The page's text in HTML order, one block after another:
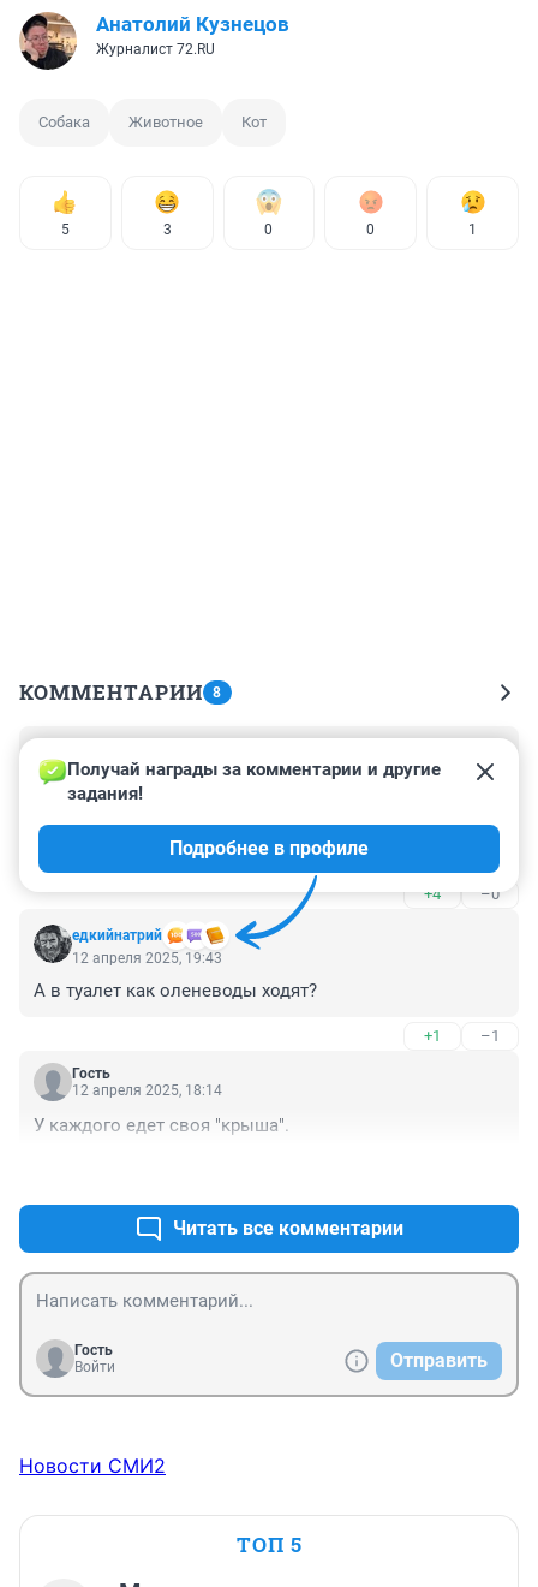
Анатолий Кузнецов
Журналист 72.RU
Собака Животное Кот
5 3 0 0 1
КОММЕНТАРИИ 8
12 апреля 2025, 20:26
У меня был кот, прожил 20 лет, писал в унитаз, но
смывать после себя так и не научился. Да я и в не
+4 –0
едкийнатрий
Получай награды за комментарии и другие
задания!
Подробнее в профиле
12 апреля 2025, 19:43
А в туалет как оленеводы ходят?
+1 –1
Гость
12 апреля 2025, 18:14
У каждого едет своя "крыша".
Читать все комментарии
Гость
Войти
Отправить
Новости СМИ2
ТОП 5